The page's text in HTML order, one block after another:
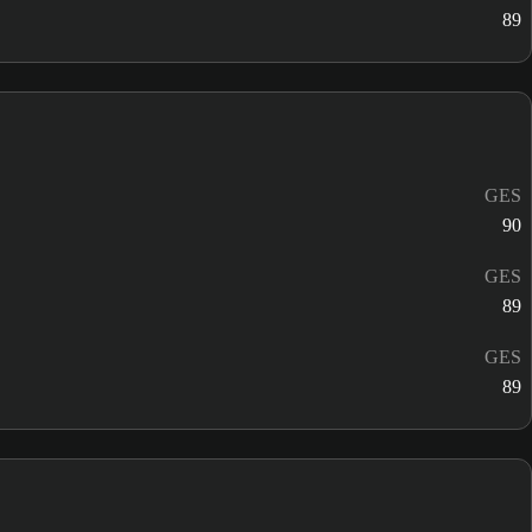
89
GES
90
GES
89
GES
89